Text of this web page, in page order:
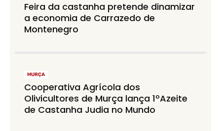
Feira da castanha pretende dinamizar
a economia de Carrazedo de
Montenegro
MURÇA
Cooperativa Agrícola dos
Olivicultores de Murça lança 1ºAzeite
de Castanha Judia no Mundo